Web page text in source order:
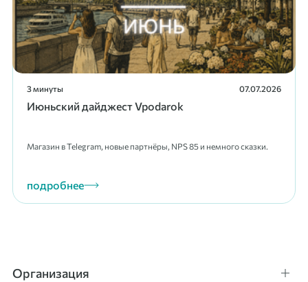
3 минуты 07.07.2026
Июньский дайджест Vpodarok
Магазин в Telegram, новые партнёры, NPS 85 и немного сказки.
подробнее
Организация